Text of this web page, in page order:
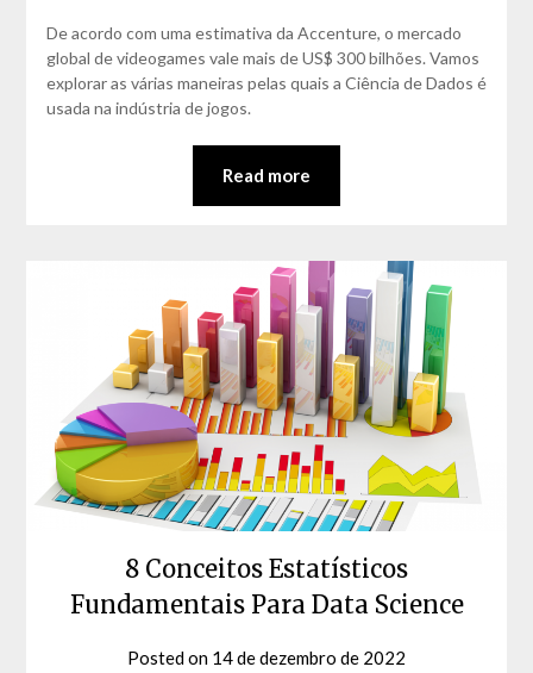
Matos
De acordo com uma estimativa da Accenture, o mercado
global de videogames vale mais de US$ 300 bilhões. Vamos
explorar as várias maneiras pelas quais a Ciência de Dados é
usada na indústria de jogos.
Read more
8 Conceitos Estatísticos
Fundamentais Para Data Science
Posted on 14 de dezembro de 2022